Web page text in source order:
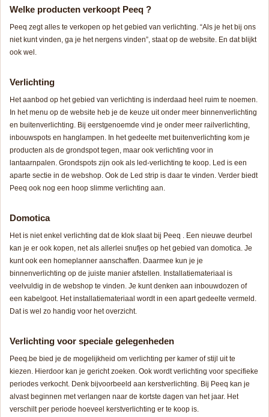
Welke producten verkoopt Peeq ?
Peeq zegt alles te verkopen op het gebied van verlichting. “Als je het bij ons
niet kunt vinden, ga je het nergens vinden”, staat op de website. En dat blijkt
ook wel.
Verlichting
Het aanbod op het gebied van verlichting is inderdaad heel ruim te noemen.
In het menu op de website heb je de keuze uit onder meer binnenverlichting
en buitenverlichting. Bij eerstgenoemde vind je onder meer railverlichting,
inbouwspots en hanglampen. In het gedeelte met buitenverlichting kom je
producten als de grondspot tegen, maar ook verlichting voor in
lantaarnpalen. Grondspots zijn ook als led-verlichting te koop. Led is een
aparte sectie in de webshop. Ook de Led strip is daar te vinden. Verder biedt
Peeq ook nog een hoop slimme verlichting aan.
Domotica
Het is niet enkel verlichting dat de klok slaat bij Peeq . Een nieuwe deurbel
kan je er ook kopen, net als allerlei snufjes op het gebied van domotica. Je
kunt ook een homeplanner aanschaffen. Daarmee kun je je
binnenverlichting op de juiste manier afstellen. Installatiemateriaal is
veelvuldig in de webshop te vinden. Je kunt denken aan inbouwdozen of
een kabelgoot. Het installatiemateriaal wordt in een apart gedeelte vermeld.
Dat is wel zo handig voor het overzicht.
Verlichting voor speciale gelegenheden
Peeq.be bied je de mogelijkheid om verlichting per kamer of stijl uit te
kiezen. Hierdoor kan je gericht zoeken. Ook wordt verlichting voor specifieke
periodes verkocht. Denk bijvoorbeeld aan kerstverlichting. Bij Peeq kan je
alvast beginnen met verlangen naar de kortste dagen van het jaar. Het
verschilt per periode hoeveel kerstverlichting er te koop is.